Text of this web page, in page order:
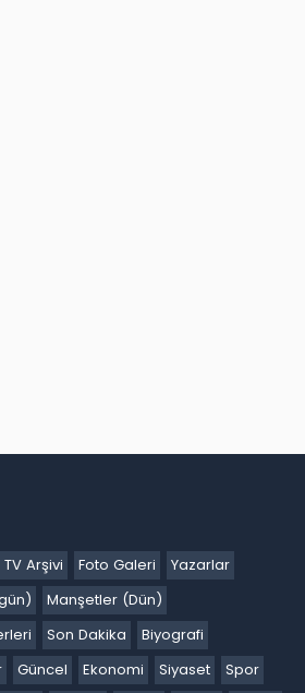
Arşivi Foto Galeri
Yazarlar
Manşetler (Dün)
Son Dakika
Biyografi
Güncel Ekonomi Siyaset
Spor